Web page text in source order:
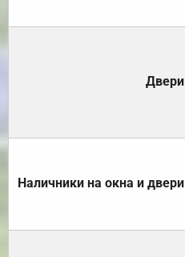
Двери
Наличники на окна и двери